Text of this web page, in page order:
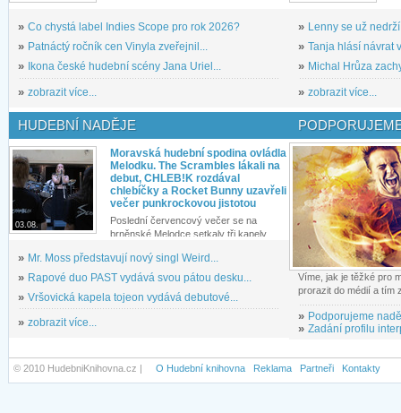
» Co chystá label Indies Scope pro rok 2026?
» Patnáctý ročník cen Vinyla zveřejnil...
»
Ikona české hudební scény Jana Uriel...
» zobrazit více...
» Lenny se už
» Tanja hlásí návrat
» Michal Hrůza
» zobrazit více...
HUDEBNÍ NADĚJE
03.08.
Moravská hudební spodina ovládla
Melodku. The Scrambles lákali na
debut, CHLEB!K rozdával
chlebíčky a Rocket Bunny uzavřeli
večer punkrockovou jistotou
Poslední červencový večer se na
brněnské Melodce setkaly tři kapely...
» Mr. Moss představují nový singl Weird...
» Rapové duo PAST vydává svou pátou desku...
» Vršovická kapela tojeon vydává debutové...
» zobrazit více...
Víme, jak je těžké pro
prorazit do médií a tím
» Podporujeme
» Zadání profilu
© 2010 HudebniKnihovna.cz | O Hudební knihovna Reklama Partneři Kontakty